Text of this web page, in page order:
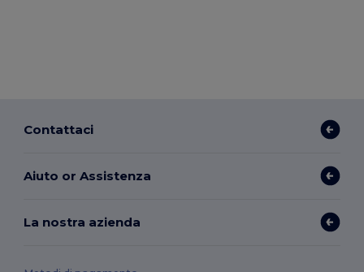
Contattaci
Aiuto or Assistenza
La nostra azienda